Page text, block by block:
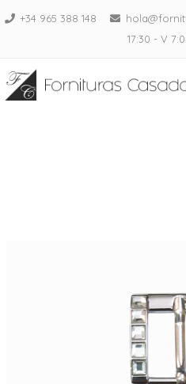
Saltar+34 965 388 148
17:30 - V